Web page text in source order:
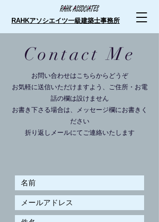
RAHKアソシエイツ一級建築士事務所
Contact Me
お問い合わせはこちらからどうぞ
お気軽に送信いただけますよう、 ご住所・お電
話の欄は設けません
​お書き下さる場合は、メッセージ欄にお書きく
ださい
​折り返しメールにてご連絡いたします